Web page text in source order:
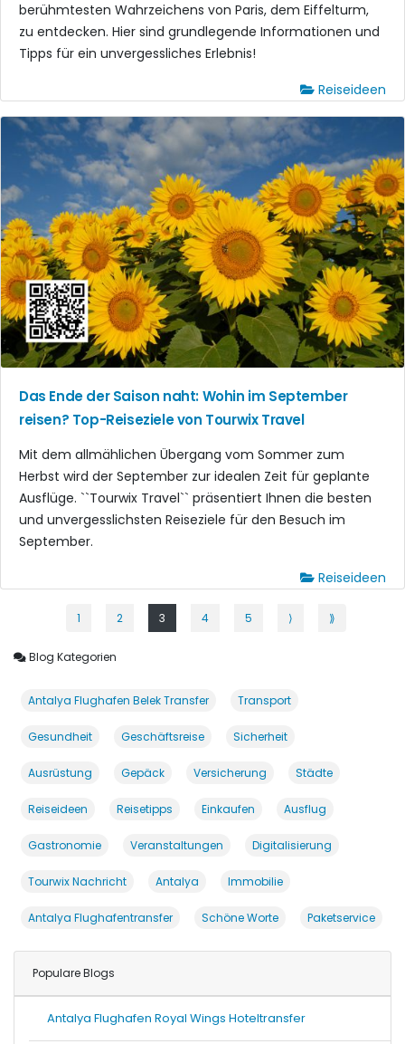
berühmtesten Wahrzeichens von Paris, dem Eiffelturm,
zu entdecken. Hier sind grundlegende Informationen und
Tipps für ein unvergessliches Erlebnis!
Reiseideen
Das Ende der Saison naht: Wohin im September
reisen? Top-Reiseziele von Tourwix Travel
Mit dem allmählichen Übergang vom Sommer zum
Herbst wird der September zur idealen Zeit für geplante
Ausflüge. ``Tourwix Travel`` präsentiert Ihnen die besten
und unvergesslichsten Reiseziele für den Besuch im
September.
Reiseideen
1 2 3 4 5 ⟩ ⟫
Blog Kategorien
Antalya Flughafen Belek Transfer Transport
Gesundheit Geschäftsreise Sicherheit
Ausrüstung Gepäck Versicherung Städte
Reiseideen Reisetipps Einkaufen Ausflug
Gastronomie Veranstaltungen Digitalisierung
Tourwix Nachricht Antalya Immobilie
Antalya Flughafentransfer Schöne Worte Paketservice
Populare Blogs
Antalya Flughafen Royal Wings Hoteltransfer